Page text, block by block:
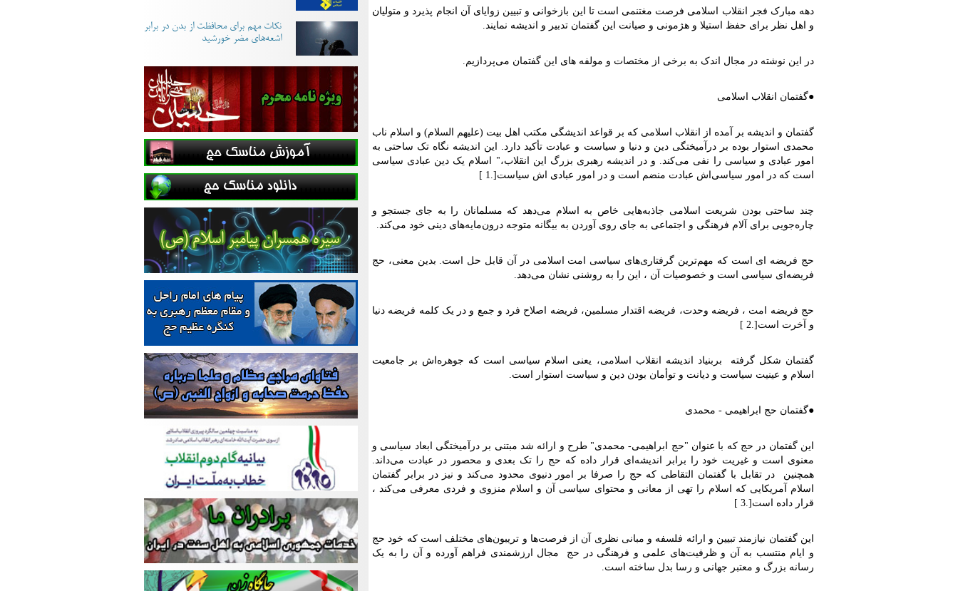
دهه مبارک فجر انقلاب اسلامی فرصت مغتنمی است تا این بازخوانی و تبیین زوایای آن انجام پذیرد و متولیان
و اهل نظر برای حفظ استیلا و هژمونی و صیانت این گفتمان تدبیر و اندیشه نمایند.
در این نوشته در مجال اندک به برخی از مختصات و مولفه های این گفتمان می‌پردازیم.
●گفتمان انقلاب اسلامی
گفتمان و اندیشه بر آمده از انقلاب اسلامی که بر قواعد اندیشگی مکتب اهل بیت (علیهم السلام) و اسلام ناب
محمدی استوار بوده بر درآمیختگی دین و دنیا و سیاست و عبادت تأکید دارد. این اندیشه نگاه تک ساحتی به
امور عبادی و سیاسی را نفی می‌کند. و در اندیشه رهبری بزرگ این انقلاب،" اسلام یک دین عبادی سیاسی
است که در امور سیاسی‌اش عبادت منضم است و در امور عبادی اش سیاست ]
.
1
[
چند ساحتی بودن شریعت اسلامی جاذبه‌هایی خاص به اسلام می‌دهد که مسلمانان را به جای جستجو و
چاره‌جویی برای آلام فرهنگی و اجتماعی به جای روی آوردن به بیگانه متوجه درون‌مایه‌های دینی خود می‌کند.
حج فریضه ای است که مهم‌ترین گرفتاری‌های سیاسی امت اسلامی در آن قابل حل است. بدین معنی، حج
فریضه‌ای سیاسی است و خصوصیات آن ، این را به روشنی نشان می‌دهد.
حج فریضه امت ، فریضه وحدت، فریضه اقتدار مسلمین، فریضه اصلاح فرد و جمع و در یک کلمه فریضه دنیا
و آخرت است ]
.
2
[
گفتمان شکل گرفته بربنیاد اندیشه انقلاب اسلامی، یعنی اسلام سیاسی است که جوهره‌اش بر جامعیت
اسلام و عینیت سیاست و دیانت و توأمان بودن دین و سیاست استوار است.
●گفتمان حج ابراهیمی - محمدی
این گفتمان در حج که با عنوان "حج ابراهیمی- محمدی" طرح و ارائه شد مبتنی بر د‌رآمیختگی ابعاد سیاسی و
معنوی است و غیریت خود را برابر اندیشه‌ای قرار داده که حج را تک بعدی و محصور در عبادت می‌داند.
همچنین در تقابل با گفتمان التقاطی که حج را صرفا بر امور دنیوی محدود می‌کند و نیز در برابر گفتمان
اسلام آمریکایی که اسلام را تهی از معانی و محتوای سیاسی آن و اسلام منزوی و فردی معرفی می‌کند ،
قرار داده است ]
.
3
[
این گفتمان نیازمند تبیین و ارائه فلسفه و مبانی نظری آن از فرصت‌ها و تریبون‌های مختلف است که خود حج
و ایام منتسب به آن و ظرفیت‌های علمی و فرهنگی در حج مجال ارزشمندی فراهم آورده و آن را به یک
رسانه بزرگ و معتبر جهانی و رسا بدل ساخته است.
نکات مهم برای محافظت از بدن در برابر
اشعه‌های مضر خورشید